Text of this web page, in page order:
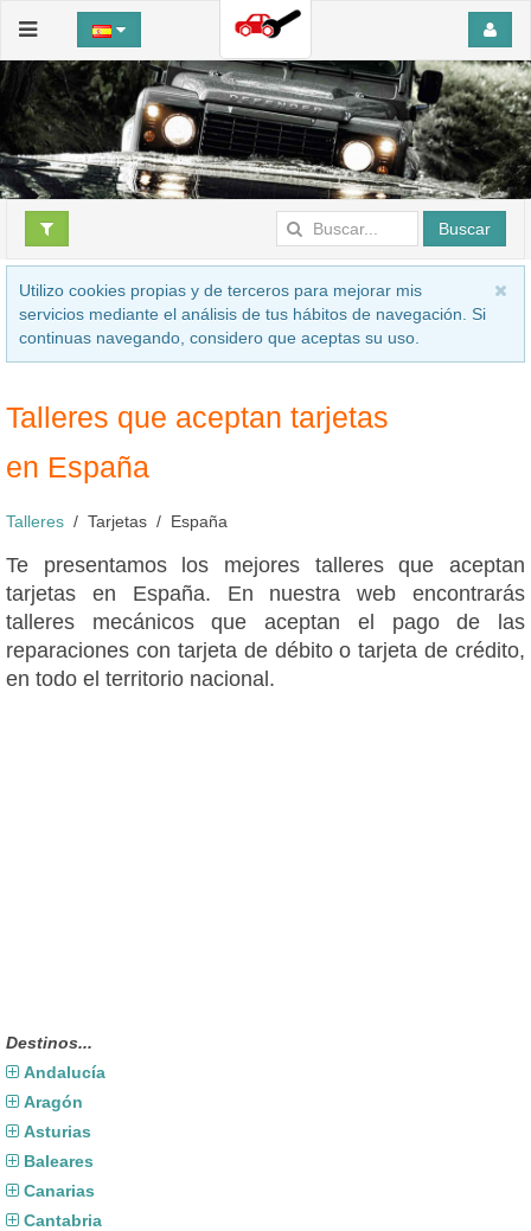
Buscar
Utilizo cookies propias y de terceros para mejorar mis
servicios mediante el análisis de tus hábitos de navegación. Si
continuas navegando, considero que aceptas su uso.
Talleres que aceptan tarjetas
en España
Talleres Tarjetas España
Te presentamos los mejores talleres que aceptan
tarjetas en España. En nuestra web encontrarás
talleres mecánicos que aceptan el pago de las
reparaciones con tarjeta de débito o tarjeta de crédito,
en todo el territorio nacional.
Destinos...
Andalucía
Aragón
Asturias
Baleares
Canarias
Cantabria